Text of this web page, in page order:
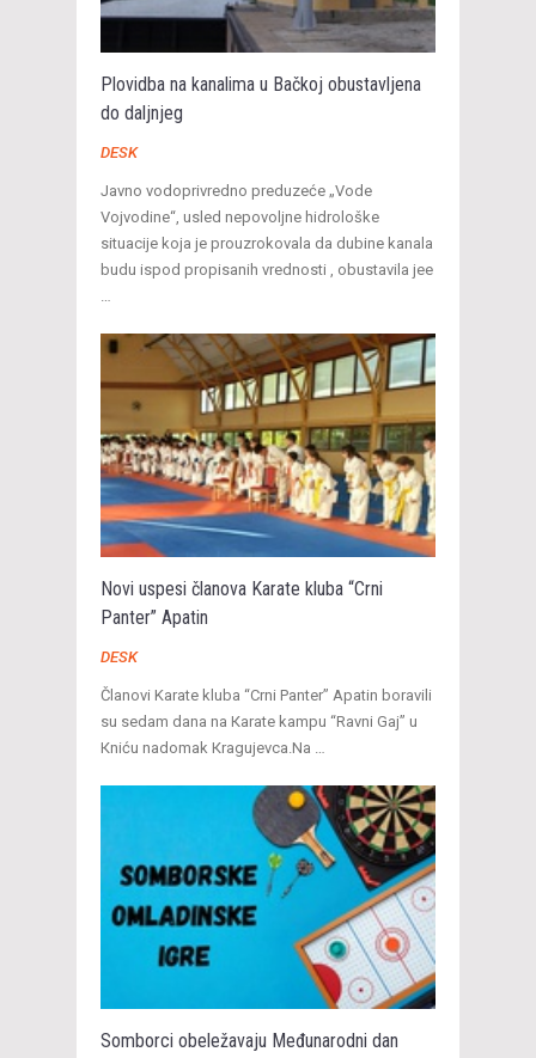
Plovidba na kanalima u Bačkoj obustavljena
do daljnjeg
DESK
Javno vodoprivredno preduzeće „Vode
Vojvodine“, usled nepovoljne hidrološke
situacije koja je prouzrokovala da dubine kanala
budu ispod propisanih vrednosti , obustavila jee
Novi uspesi članova Karate kluba “Crni
Panter” Apatin
DESK
Članovi Karate kluba “Crni Panter” Apatin boravili
su sedam dana na Кarate kampu “Ravni Gaj” u
Кniću nadomak Кragujevca.Na …
Somborci obeležavaju Međunarodni dan